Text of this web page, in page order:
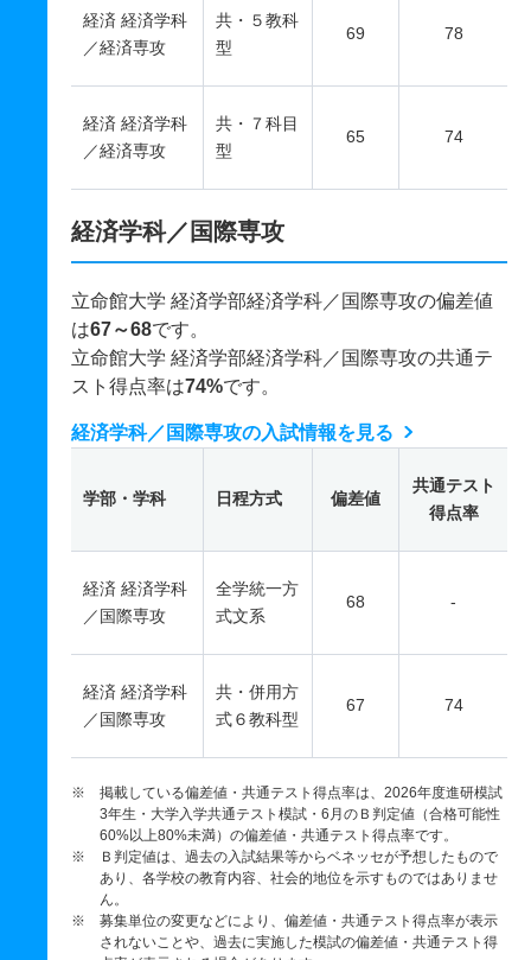
経済 経済学科
／経済専攻
共・５教科
型
69 78
経済 経済学科
／経済専攻
共・７科目
型
65 74
経済学科／国際専攻
立命館大学 経済学部経済学科／国際専攻の偏差値
は67～68です。
立命館大学 経済学部経済学科／国際専攻の共通テ
スト得点率は74%です。
経済学科／国際専攻の入試情報を見る
学部・学科 日程方式 偏差値
共通テスト
得点率
経済 経済学科
／国際専攻
全学統一方
式文系
68 -
経済 経済学科
／国際専攻
共・併用方
式６教科型
67 74
※ 掲載している偏差値・共通テスト得点率は、2026年度進研模試
3年生・大学入学共通テスト模試・6月のＢ判定値（合格可能性
60%以上80%未満）の偏差値・共通テスト得点率です。
※ Ｂ判定値は、過去の入試結果等からベネッセが予想したもので
あり、各学校の教育内容、社会的地位を示すものではありませ
ん。
※ 募集単位の変更などにより、偏差値・共通テスト得点率が表示
されないことや、過去に実施した模試の偏差値・共通テスト得